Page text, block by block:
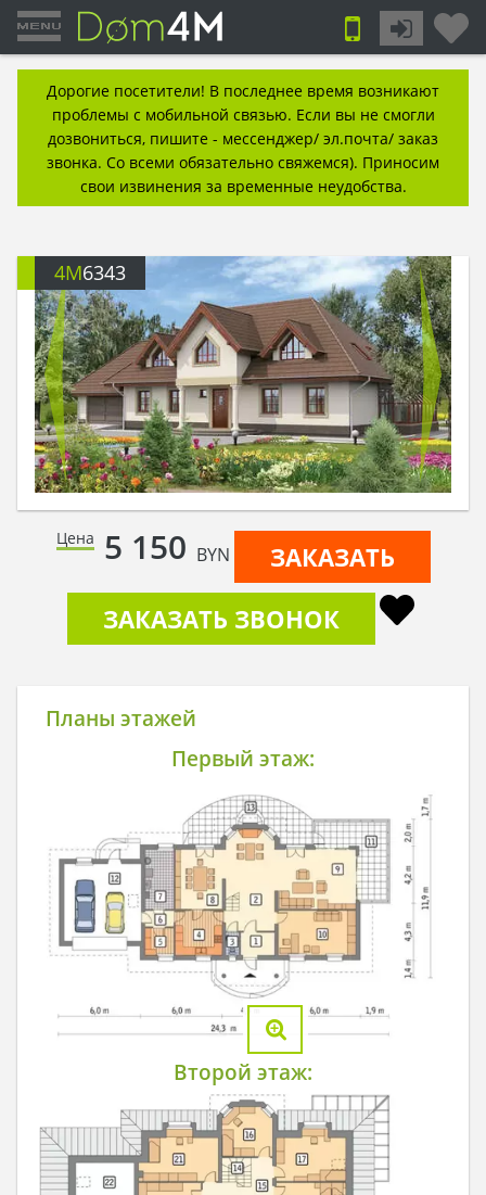
Дорогие посетители! В последнее время возникают
проблемы с мобильной связью. Если вы не смогли
дозвониться, пишите - мессенджер/ эл.почта/ заказ
звонка. Со всеми обязательно свяжемся). Приносим
свои извинения за временные неудобства.
4M6343
Цена 5 150 BYN
ЗАКАЗАТЬ
ЗАКАЗАТЬ ЗВОНОК
Планы этажей
Первый этаж:
Второй этаж: